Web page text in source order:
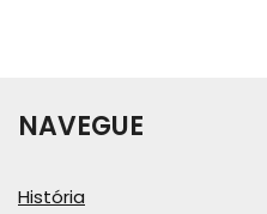
NAVEGUE
História